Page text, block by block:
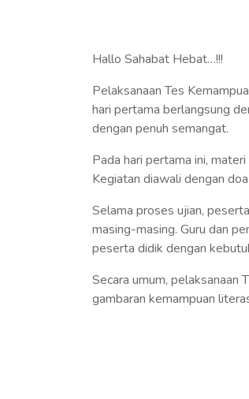
Hallo Sahabat Hebat…!!!
Pelaksanaan Tes
hari pertama berlangsung
dengan penuh semangat.
Pada hari pertama ini,
Kegiatan diawali dengan
Selama proses ujian,
masing-masing. Guru dan
peserta didik dengan
Secara umum, pelaksanaan
gambaran kemampuan